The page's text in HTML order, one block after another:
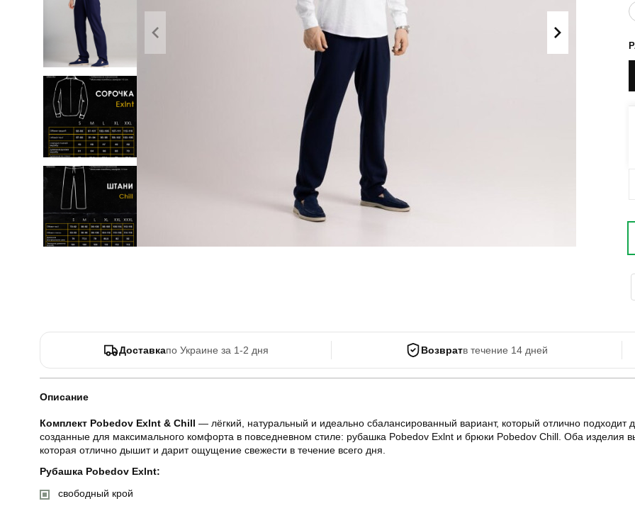
Літні комплекти
Комбінезони
Спортивні
костюми
Кежуал
Доставкапо Украине за 1-2 дня Возвратв течение 14 дней
Описание
Комплект Pobedov Exlnt & Chill — лёгкий, натуральный и идеально сбалансированный вариант, который отлично
созданные для максимального комфорта в повседневном стиле: рубашка Pobedov Exlnt и брюки Pobedov Chill. Оба изделия
которая отлично дышит и дарит ощущение свежести в течение всего дня.
Рубашка Pobedov Exlnt:
свободный крой